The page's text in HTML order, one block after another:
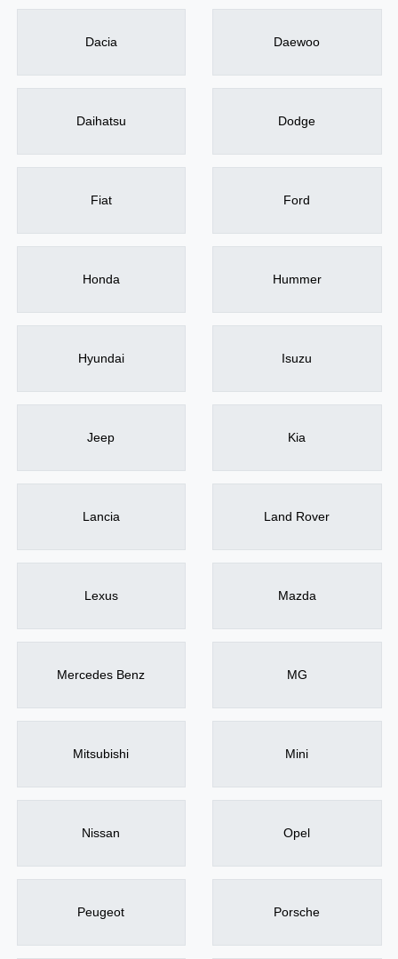
Dacia Daewoo
Daihatsu Dodge
Fiat Ford
Honda Hummer
Hyundai Isuzu
Jeep Kia
Lancia Land Rover
Lexus Mazda
Mercedes Benz MG
Mitsubishi Mini
Nissan Opel
Peugeot Porsche